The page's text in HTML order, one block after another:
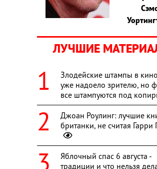
ЛУЧШИЕ
Злодейские штампы в
уже надоело зрителю, но
все штампуются под
Джоан Роулинг: лучшие
британки, не считая Гарри
Яблочный спас 6 августа -
традиции и что нельзя